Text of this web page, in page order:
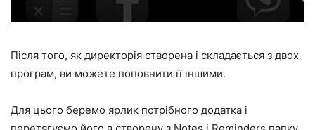
Після того, як директорія створена і складається з двох
програм, ви можете поповнити її іншими.
Для цього беремо ярлик потрібного додатка і